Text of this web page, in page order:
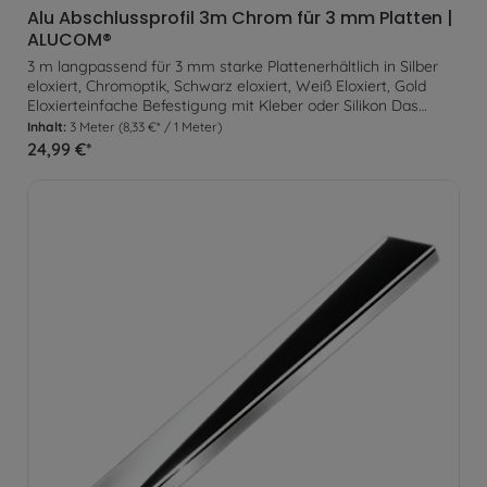
Alu Abschlussprofil 3m Chrom für 3 mm Platten |
ALUCOM®
3 m langpassend für 3 mm starke Plattenerhältlich in Silber
eloxiert, Chromoptik, Schwarz eloxiert, Weiß Eloxiert, Gold
Eloxierteinfache Befestigung mit Kleber oder Silikon Das
Abschlussprofil eignet sich optimal um an einsehbaren
Plattenenden ein gleichmäßigen Abschluss zu erzeugen. Zur
Inhalt: 3 Meter (8,33 €* / 1 Meter)
24,99 €*